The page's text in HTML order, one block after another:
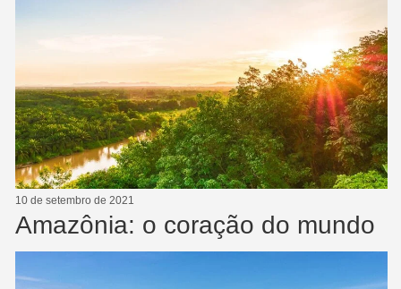
10 de setembro de 2021
Amazônia: o coração do mundo